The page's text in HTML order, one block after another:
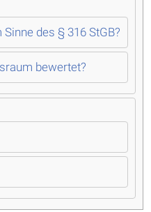
des § 316 StGB?
bewertet?